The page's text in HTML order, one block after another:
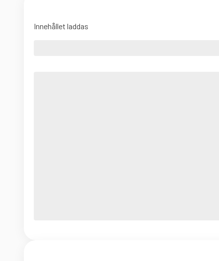
Innehållet laddas